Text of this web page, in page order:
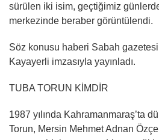
sürülen iki isim, geçtiğimiz
merkezinde beraber görüntülendi.
Söz konusu haberi Sabah
Kayayerli imzasıyla yayınladı.
TUBA TORUN KİMDİR
1987 yılında Kahramanmaraş’ta
Torun, Mersin Mehmet Adnan